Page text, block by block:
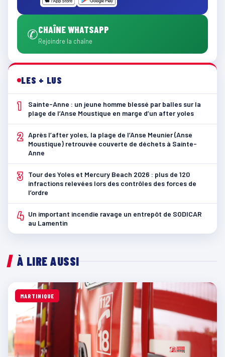
✆CHAÎNE WHATSAPP
Rejoindre la chaîne
LES + LUS
1
Sainte-Anne : un jeune homme blessé par balles sur la
plage de l’Anse Moustique en marge d’un after yoles
2 Après l’after yoles, la plage de l’Anse Meunier (Anse
Moustique) retrouvée couverte de déchets à Sainte-
Anne
3
Tour des Yoles et Mercury Beach 2026 : plus de 120
infractions relevées lors des contrôles des forces de
l’ordre
4 Un important incendie ravage un entrepôt de SODICAR
au Lamentin
À LIRE AUSSI
MARTINIQUE